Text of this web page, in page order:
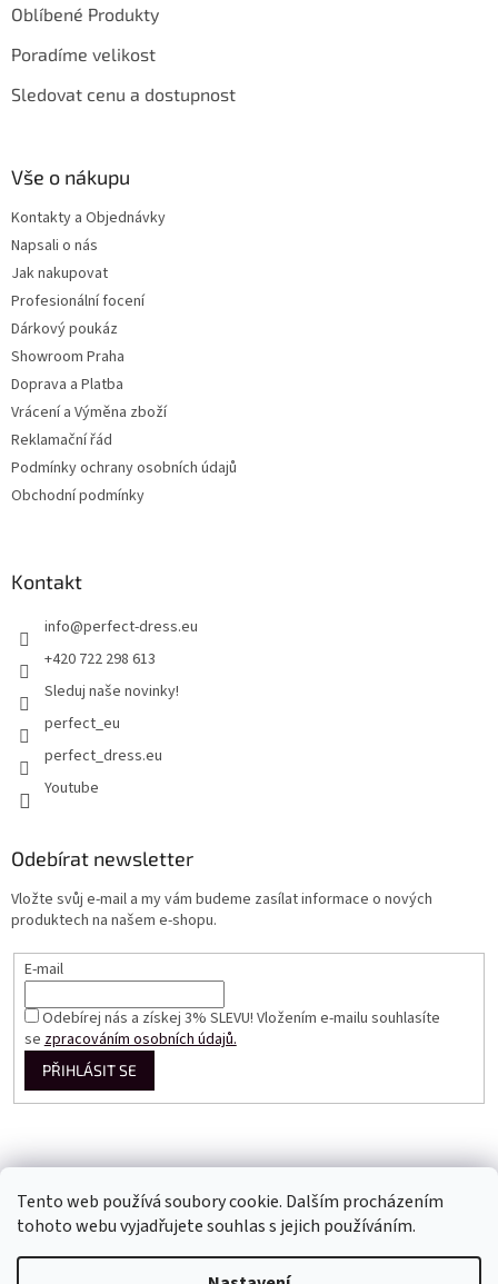
Tento web používá soubory cookie. Dalším procházením
tohoto webu vyjadřujete souhlas s jejich používáním.
Oblíbené Produkty
Poradíme velikost
Sledovat cenu a dostupnost
Vše o nákupu
Kontakty a Objednávky
Napsali o nás
Jak nakupovat
Profesionální focení
Dárkový poukáz
Showroom Praha
Doprava a Platba
Vrácení a Výměna zboží
Reklamační řád
Podmínky ochrany osobních údajů
Obchodní podmínky
Kontakt
info@perfect-dress.eu
+420 722 298 613
Sleduj naše novinky!
perfect_eu
perfect_dress.eu
Youtube
Odebírat newsletter
Vložte svůj e-mail a my vám budeme zasílat informace o nových
produktech na našem e-shopu.
E-mail
Odebírej nás a získej 3% SLEVU! Vložením e-mailu souhlasíte
sezpracováním osobních údajů.
PŘIHLÁSIT SE